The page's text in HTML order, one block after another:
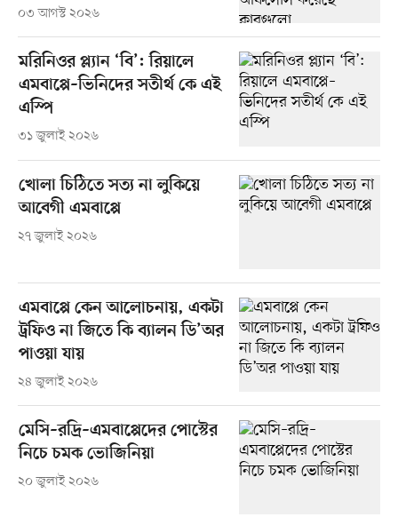
০৩ আগস্ট ২০২৬
মরিনিওর প্ল্যান ‘বি’: রিয়ালে
এমবাপ্পে–ভিনিদের সতীর্থ কে এই
এস্পি
৩১ জুলাই ২০২৬
খোলা চিঠিতে সত্য না লুকিয়ে
আবেগী এমবাপ্পে
২৭ জুলাই ২০২৬
এমবাপ্পে কেন আলোচনায়, একটা
ট্রফিও না জিতে কি ব্যালন ডি’অর
পাওয়া যায়
২৪ জুলাই ২০২৬
মেসি–রদ্রি–এমবাপ্পেদের পোস্টের
নিচে চমক ভোজিনিয়া
২০ জুলাই ২০২৬